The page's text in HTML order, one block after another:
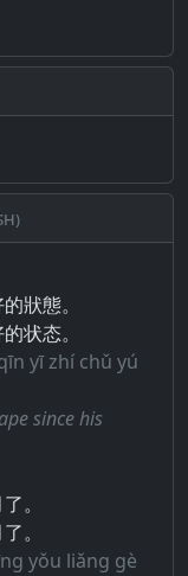
狀態。
状态。
yī zhí chǔ yú
since his
。
。
yǒu liǎng gè